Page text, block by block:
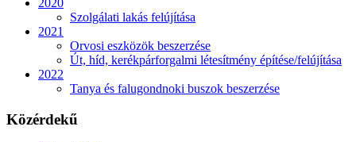
2020
Szolgálati lakás felújítása
2021
Orvosi eszközök beszerzése
Út, híd, kerékpárforgalmi létesítmény építése/felújítása
2022
Tanya és falugondnoki buszok beszerzése
Közérdekű